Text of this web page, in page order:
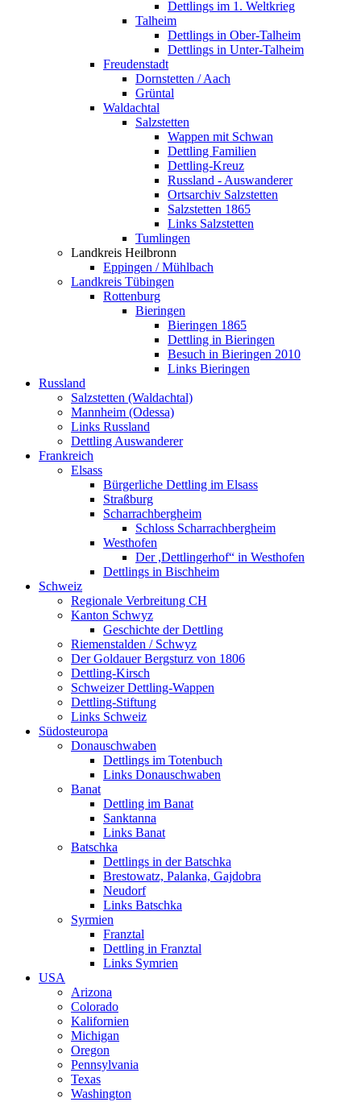
Dettlings im 1. Weltkrieg
Talheim
Dettlings in Ober-Talheim
Dettlings in Unter-Talheim
Freudenstadt
Dornstetten / Aach
Grüntal
Waldachtal
Salzstetten
Wappen mit Schwan
Dettling Familien
Dettling-Kreuz
Russland - Auswanderer
Ortsarchiv Salzstetten
Salzstetten 1865
Links Salzstetten
Tumlingen
Landkreis Heilbronn
Eppingen / Mühlbach
Landkreis Tübingen
Rottenburg
Bieringen
Bieringen 1865
Dettling in Bieringen
Besuch in Bieringen 2010
Links Bieringen
Russland
Salzstetten (Waldachtal)
Mannheim (Odessa)
Links Russland
Dettling Auswanderer
Frankreich
Elsass
Bürgerliche Dettling im Elsass
Straßburg
Scharrachbergheim
Schloss Scharrachbergheim
Westhofen
Der ,Dettlingerhof“ in Westhofen
Dettlings in Bischheim
Schweiz
Regionale Verbreitung CH
Kanton Schwyz
Geschichte der Dettling
Riemenstalden / Schwyz
Der Goldauer Bergsturz von 1806
Dettling-Kirsch
Schweizer Dettling-Wappen
Dettling-Stiftung
Links Schweiz
Südosteuropa
Donauschwaben
Dettlings im Totenbuch
Links Donauschwaben
Banat
Dettling im Banat
Sanktanna
Links Banat
Batschka
Dettlings in der Batschka
Brestowatz, Palanka, Gajdobra
Neudorf
Links Batschka
Syrmien
Franztal
Dettling in Franztal
Links Symrien
USA
Arizona
Colorado
Kalifornien
Michigan
Oregon
Pennsylvania
Texas
Washington